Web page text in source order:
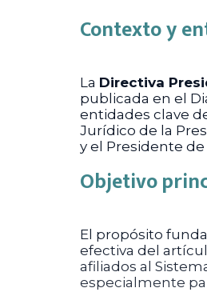
Contexto y
La Directiva
publicada en el
entidades clave
Jurídico de la
y el Presidente
Objetivo
El propósito
efectiva del
afiliados al
especialmente